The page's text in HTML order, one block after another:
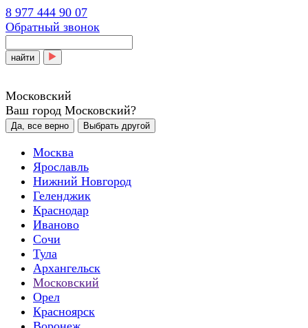
8 977 444 90 07
Обратный звонок
найти
Московский
Ваш город Московский?
Да, все верно Выбрать другой
Москва
Ярославль
Нижний Новгород
Геленджик
Краснодар
Иваново
Сочи
Тула
Архангельск
Московский
Орел
Красноярск